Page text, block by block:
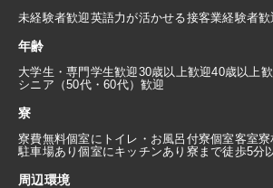
未経験者歓迎英語力が活かせる接客業経験者歓
年齢
大学生・専門学生歓迎30歳以上歓迎40歳以上
シニア（50代・60代）歓迎
寮
寮費無料個室にトイレ・お風呂付寮個室客室寮
駐車場あり個室にキッチンあり 寮まで徒歩5分
周辺環境